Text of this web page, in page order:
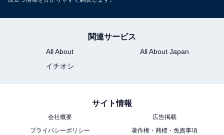
同化したようなデザインの統一が見事だという。
関連サービス
All About
All About Japan
イチオシ
サイト情報
会社概要
広告掲載
プライバシーポリシー
著作権・商標・免責事項